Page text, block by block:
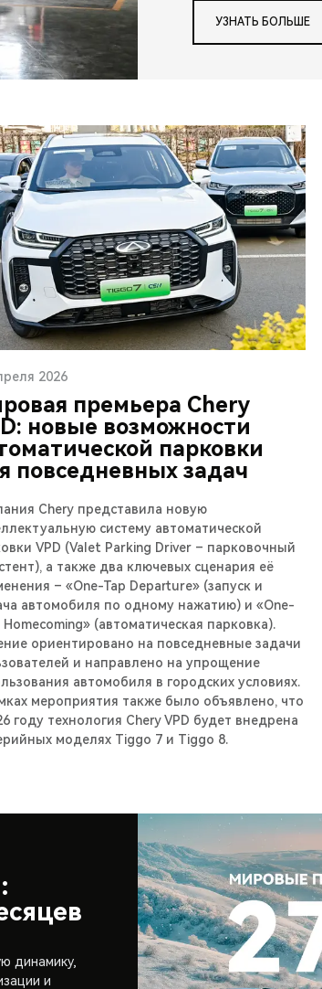
УЗНАТЬ БОЛЬШЕ
2026
премьера Chery
новые возможности
парковки
повседневных задач
Chery представила новую
систему автоматической
VPD (Valet Parking Driver – парковочный
а также два ключевых сценария её
– «One-Tap Departure» (запуск и
автомобиля по одному нажатию) и «One-
(автоматическая парковка).
ориентировано на повседневные задачи
и направлено на упрощение
автомобиля в городских условиях.
мероприятия также было объявлено, что
году технология Chery VPD будет внедрена
моделях Tiggo 7 и Tiggo 8.
динамику,
и